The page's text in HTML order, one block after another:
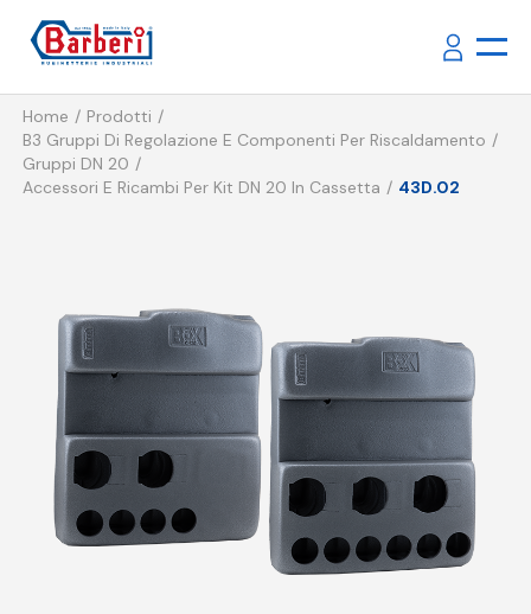
Home
Prodotti
B3 Gruppi Di Regolazione E Componenti Per Riscaldamento
Gruppi DN 20
Accessori E Ricambi Per Kit DN 20 In Cassetta
43D.02